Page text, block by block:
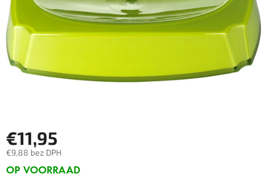
€11,95
€9,88 bez DPH
Měrná
OP VOORRAAD